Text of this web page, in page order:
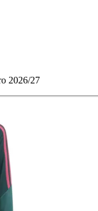
2026/27